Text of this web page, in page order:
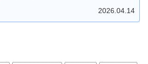
2026.04.14